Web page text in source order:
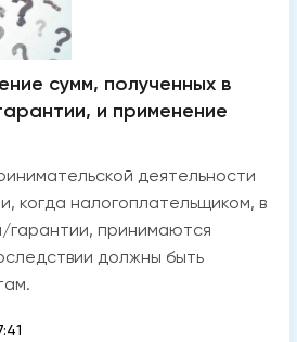
сумм, полученных в
и применение
деятельности
когда налогоплательщиком, в
гарантии, принимаются
должны быть